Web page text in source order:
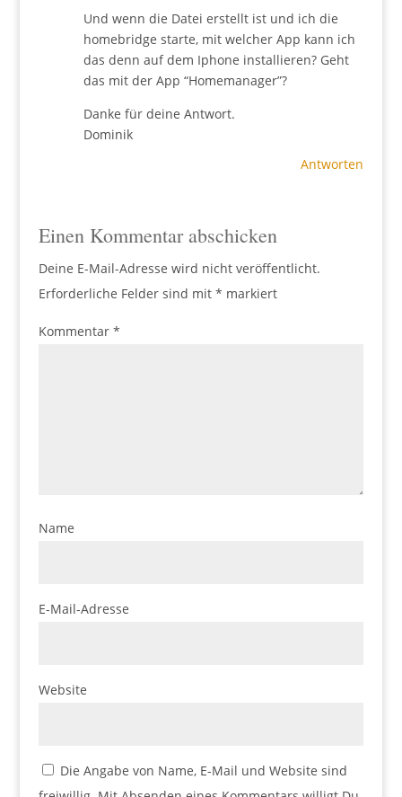
Und wenn die Datei erstellt ist und ich die
homebridge starte, mit welcher App kann ich
das denn auf dem Iphone installieren? Geht
das mit der App “Homemanager”?
Danke für deine Antwort.
Dominik
Antworten
Einen Kommentar abschicken
Deine E-Mail-Adresse wird nicht veröffentlicht.
Erforderliche Felder sind mit * markiert
Kommentar *
Name
E-Mail-Adresse
Website
Die Angabe von Name, E-Mail und Website sind